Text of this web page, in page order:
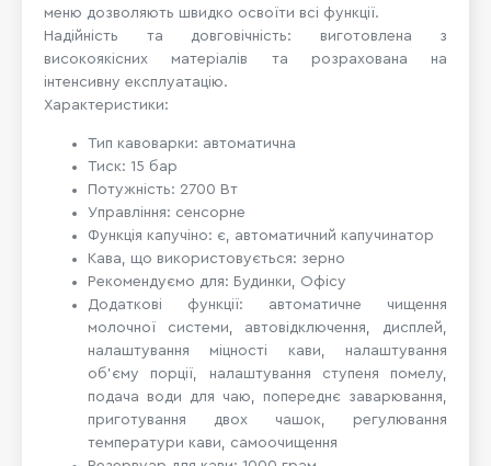
меню дозволяють швидко освоїти всі функції.
Надійність та довговічність: виготовлена ​​з
високоякісних матеріалів та розрахована на
інтенсивну експлуатацію.
Характеристики:
Тип кавоварки: автоматична
Тиск: 15 бар
Потужність: 2700 Вт
Управління: сенсорне
Функція капучіно: є, автоматичний капучинатор
Кава, що використовується: зерно
Рекомендуємо для: Будинки, Офісу
Додаткові функції: автоматичне чищення
молочної системи, автовідключення, дисплей,
налаштування міцності кави, налаштування
об'єму порції, налаштування ступеня помелу,
подача води для чаю, попереднє заварювання,
приготування двох чашок, регулювання
температури кави, самоочищення